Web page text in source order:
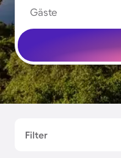
Gäste
Filter